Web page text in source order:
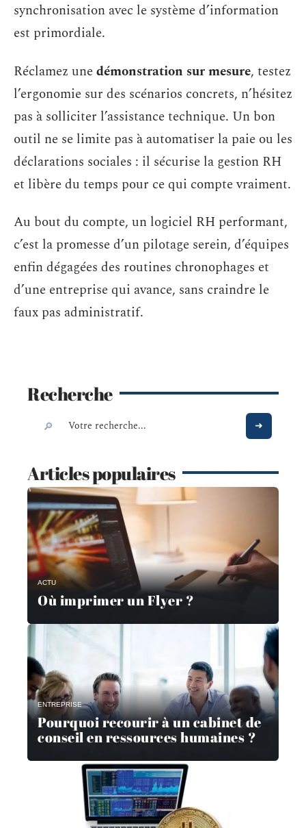
synchronisation avec le système d’information
est primordiale.
Réclamez unedémonstration sur mesure, testez
l’ergonomie sur des scénarios concrets, n’hésitez
pas à solliciter l’assistance technique. Un bon
outil ne se limite pas à automatiser la paie ou les
déclarations sociales : il sécurise la gestion RH
et libère du temps pour ce qui compte vraiment.
Au bout du compte, un logiciel RH performant,
c’est la promesse d’un pilotage serein, d’équipes
enfin dégagées des routines chronophages et
d’une entreprise qui avance, sans craindre le
faux pas administratif.
Recherche
Articles populaires
ACTU
Où imprimer un Flyer ?
ENTREPRISE
Pourquoi recourir à un cabinet de
conseil en ressources humaines ?